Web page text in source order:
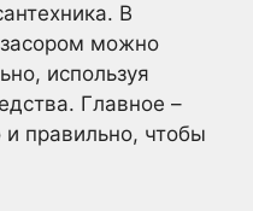
В
можно
используя
Главное –
и правильно, чтобы